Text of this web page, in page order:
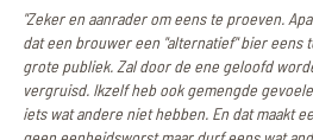
"Zeker en aanrader om eens te proeven.
dat een brouwer een "alternatief" bier eens
grote publiek. Zal door de ene geloofd
vergruisd. Ikzelf heb ook gemengde
iets wat andere niet hebben. En dat maakt